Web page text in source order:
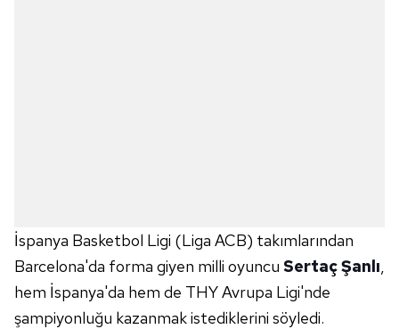
İspanya Basketbol Ligi (Liga ACB) takımlarından
Barcelona'da forma giyen milli oyuncu Sertaç Şanlı,
hem İspanya'da hem de THY Avrupa Ligi'nde
şampiyonluğu kazanmak istediklerini söyledi.